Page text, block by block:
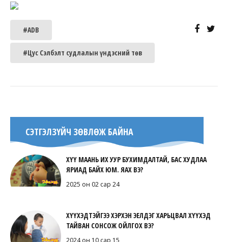
#ADB
#Цус Сэлбэлт судлалын үндэсний төв
СЭТГЭЛЗҮЙЧ ЗӨВЛӨЖ БАЙНА
ХҮҮ МААНЬ ИХ УУР БУХИМДАЛТАЙ, БАС ХУДЛАА
ЯРИАД БАЙХ ЮМ. ЯАХ ВЭ?
2025 он 02 сар 24
ХҮҮХЭДТЭЙГЭЭ ХЭРХЭН ЭЕЛДЭГ ХАРЬЦВАЛ ХҮҮХЭД
ТАЙВАН СОНСОЖ ОЙЛГОХ ВЭ?
2024 он 10 сар 15